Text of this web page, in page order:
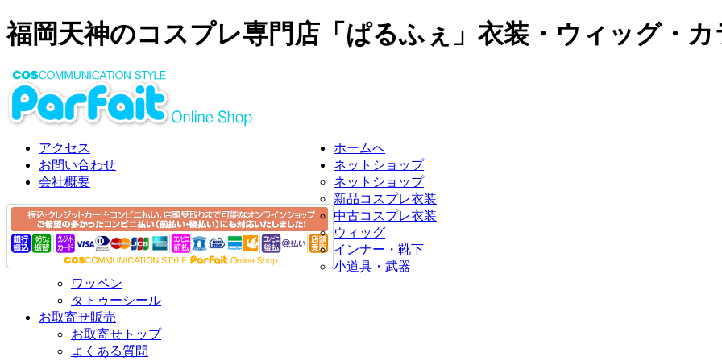
福岡天神のコスプレ専門店「ぱるふぇ」衣装・ウィッグ・
アクセス
お問い合わせ
会社概要
ホームへ
ネットショップ
ネットショップ
新品コスプレ衣装
中古コスプレ衣装
ウィッグ
インナー・靴下
小道具・武器
ワッペン
タトゥーシール
お取寄せ販売
お取寄せトップ
よくある質問